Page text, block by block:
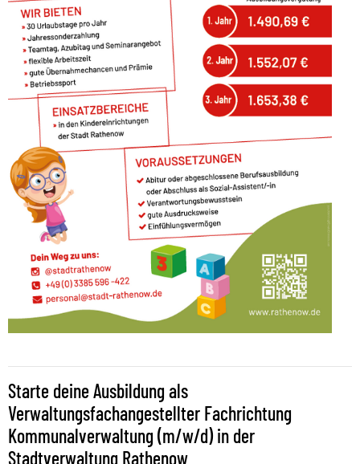
Starte deine Ausbildung als
Verwaltungsfachangestellter Fachrichtung
Kommunalverwaltung (m/w/d) in der
Stadtverwaltung Rathenow